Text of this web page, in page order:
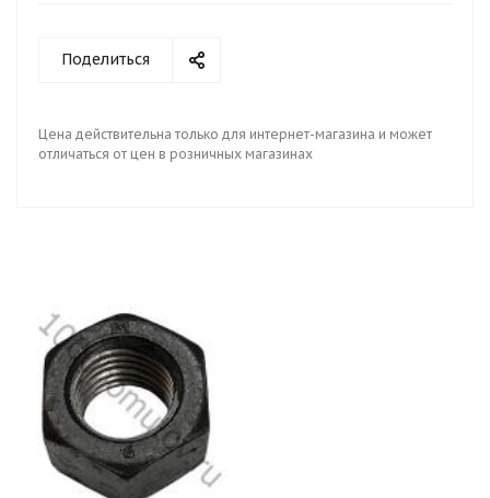
Поделиться
Цена действительна только для интернет-магазина и может
отличаться от цен в розничных магазинах